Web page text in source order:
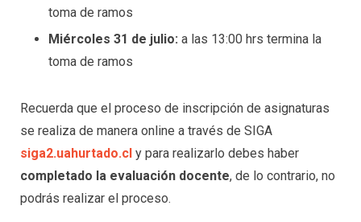
toma de ramos
Miércoles 31 de julio: a las 13:00 hrs termina la
toma de ramos
Recuerda que el proceso de inscripción de asignaturas
se realiza de manera online a través de SIGA
siga2.uahurtado.cl y para realizarlo debes haber
completado la evaluación docente, de lo contrario, no
podrás realizar el proceso.